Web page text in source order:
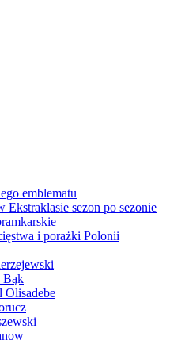
emblematu
sezon po sezonie
i porażki Polonii
Bąk
Olisadebe